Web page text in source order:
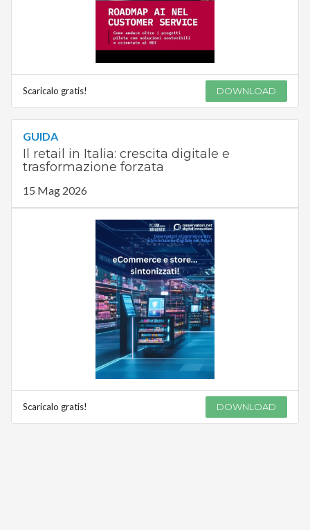
Scaricalo gratis! DOWNLOAD
GUIDA
Il retail in Italia: crescita digitale e
trasformazione forzata
15 Mag 2026
Scaricalo gratis! DOWNLOAD